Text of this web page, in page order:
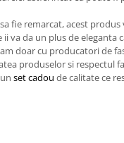
fie remarcat, acest
va da un plus de eleganta
doar cu producatori de
produselor si respectul
set cadou de calitate ce